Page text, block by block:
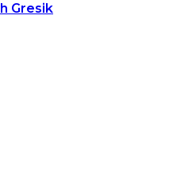
Gresik